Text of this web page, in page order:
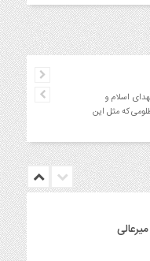
اسلام و
که مثل این